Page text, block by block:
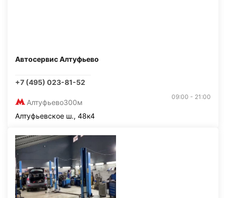
Автосервис Алтуфьево
+7 (495) 023-81-52
Алтуфьево300м
09:00 - 21:00
Алтуфьевское ш., 48к4